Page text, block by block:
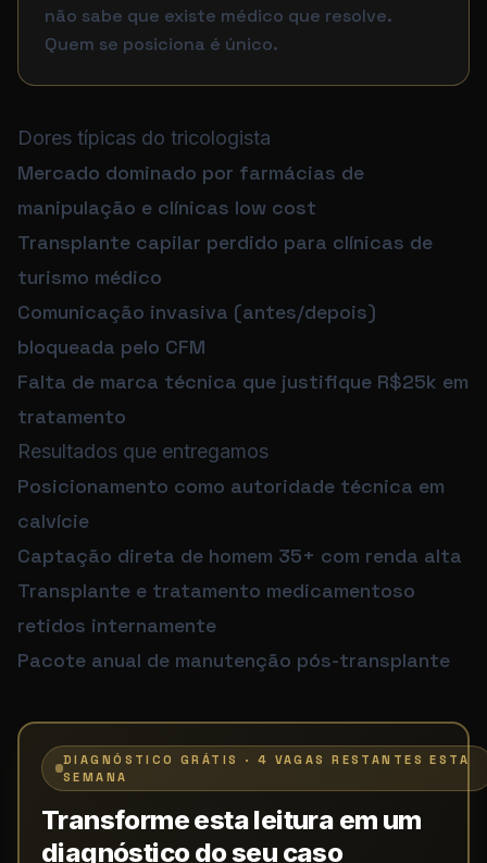
não sabe que existe médico que resolve.
Quem se posiciona é único.
Dores típicas do tricologista
Mercado dominado por farmácias de
manipulação e clínicas low cost
Transplante capilar perdido para clínicas de
turismo médico
Comunicação invasiva (antes/depois)
bloqueada pelo CFM
Falta de marca técnica que justifique R$25k em
tratamento
Resultados que entregamos
Posicionamento como autoridade técnica em
calvície
Captação direta de homem 35+ com renda alta
Transplante e tratamento medicamentoso
retidos internamente
Pacote anual de manutenção pós-transplante
DIAGNÓSTICO GRÁTIS · 4 VAGAS RESTANTES ESTA
SEMANA
Transforme esta leitura em um
diagnóstico do seu caso